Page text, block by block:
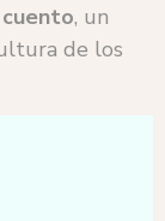
, un
de los